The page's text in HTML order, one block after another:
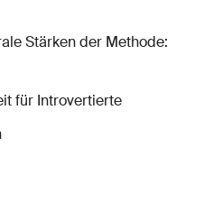
Stärken der Methode:
für Introvertierte